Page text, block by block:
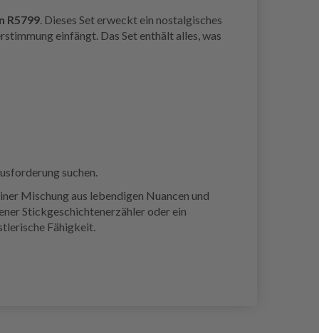
R5799. Dieses Set erweckt ein nostalgisches
einfängt. Das Set enthält alles, was
suchen.
Mischung aus lebendigen Nuancen und
Stickgeschichtenerzähler oder ein
Fähigkeit.